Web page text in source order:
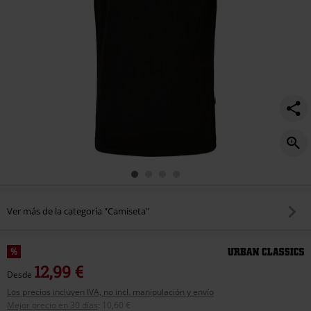
Ver más de la categoría "Camiseta"
%
Desde 12,99 €
Los precios incluyen IVA, no incl. manipulación y envío
Mejor precio en 30 días
10,60 €